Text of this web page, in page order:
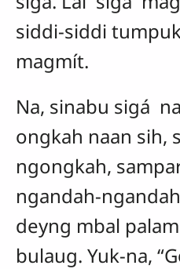
siddi-siddi
magmít.
Na, sinabu sigá
ongkah naan sih,
ngongkah,
ngandah-
deyng mbal
bulaug. Yuk-na,